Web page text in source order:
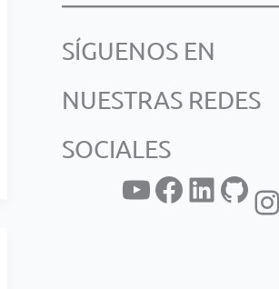
c
r
SÍGUENOS EN
NUESTRAS REDES
SOCIALES
YouTube Facebook LinkedIn GitHub Instagram